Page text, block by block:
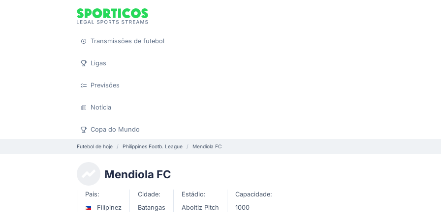
Transmissões de futebol
Ligas
Previsões
Notícia
Copa do Mundo
Futebol de hoje Philippines Footb. League Mendiola FC
Mendiola FC
País:
Filipinez
Cidade:
Batangas
Estádio:
Aboitiz Pitch
Capacidade:
1000